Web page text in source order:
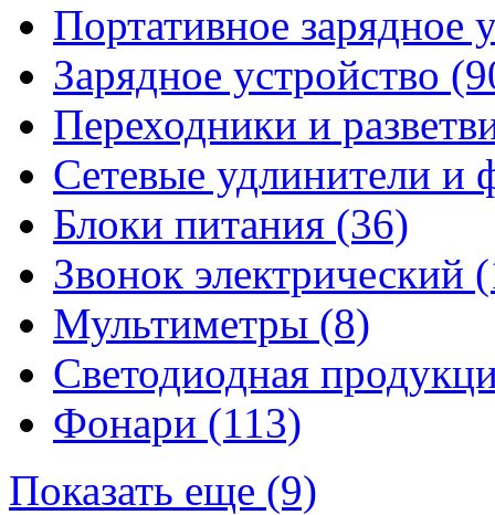
Портативное зарядное
Зарядное устройство
Переходники и
Сетевые удлинители и
Блоки питания (36)
Звонок электрический
Мультиметры (8)
Светодиодная
Фонари (113)
Показать еще (9)